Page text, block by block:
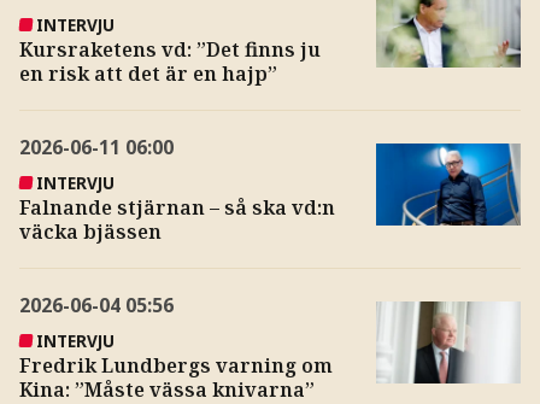
INTERVJU
Kursraketens vd: ”Det finns ju
en risk att det är en hajp”
2026-06-11 06:00
INTERVJU
Falnande stjärnan – så ska vd:n
väcka bjässen
2026-06-04 05:56
INTERVJU
Fredrik Lundbergs varning om
Kina: ”Måste vässa knivarna”